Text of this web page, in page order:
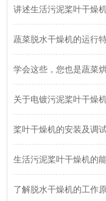
讲述生活污泥桨叶干燥
蔬菜脱水干燥机的运行
学会这些，您也是蔬菜
关于电镀污泥桨叶干燥
桨叶干燥机的安装及调
生活污泥桨叶干燥机的
了解脱水干燥机的工作